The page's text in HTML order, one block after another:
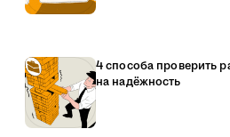
4 способа проверить
на надёжность